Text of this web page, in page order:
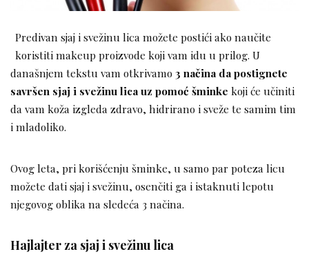
Predivan sjaj i svežinu lica možete postići ako naučite
koristiti makeup proizvode koji vam idu u prilog. U
današnjem tekstu vam otkrivamo3 načina da postignete
savršen sjaj i svežinu lica uz pomoć šminke koji će učiniti
da vam koža izgleda zdravo, hidrirano i sveže te samim tim
i mladoliko.
Ovog leta, pri korišćenju šminke, u samo par poteza licu
možete dati sjaj i svežinu, osenčiti ga i istaknuti lepotu
njegovog oblika na sledeća 3 načina.
Hajlajter za sjaj i svežinu lica